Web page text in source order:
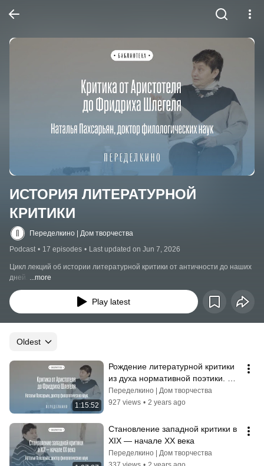
ИСТОРИЯ ЛИТЕРАТУРНОЙ
КРИТИКИ
Переделкино | Дом творчества
Podcast • 17 episodes • Last updated on Jun 7, 2026
Цикл лекций об истории литературной критики от античности до наших
дней. ...more
Play latest
Oldest
1:15:52
Рождение литературной критики
из духа нормативной поэтики.
Критика от Аристотеля до
Фридриха Шлегеля
Переделкино | Дом творчества
927 views • 2 years ago
Становление западной критики в
XIX — начале XX века
Переделкино | Дом творчества